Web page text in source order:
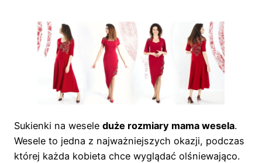
Sukienki na wesele duże rozmiary mama wesela.
Wesele to jedna z najważniejszych okazji, podczas
której każda kobieta chce wyglądać olśniewająco.